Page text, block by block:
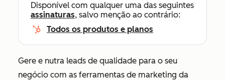
Disponível com qualquer uma das seguintes
assinaturas, salvo menção ao contrário:
Todos os produtos e planos
Gere e nutra leads de qualidade para o seu
negócio com as ferramentas de marketing da